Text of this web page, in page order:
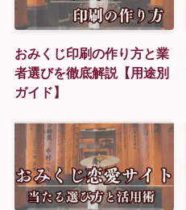
おみくじ印刷の作り方と業
者選びを徹底解説【用途別
ガイド】